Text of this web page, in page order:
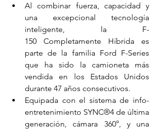
Al combinar fuerza, capacidad y
una excepcional tecnología
inteligente, la F-
150 Completamente Híbrida es
parte de la familia Ford F-Series
que ha sido la camioneta más
vendida en los Estados Unidos
durante 47 años consecutivos.
Equipada con el sistema de info-
entretenimiento SYNC®4 de última
generación, cámara 360°, y una